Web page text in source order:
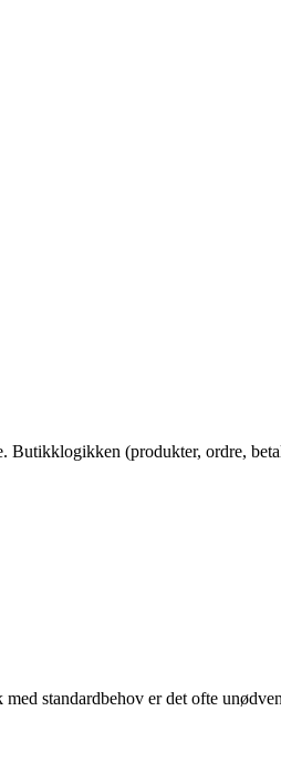
Butikklogikken (produkter, ordre,
standardbehov er det ofte